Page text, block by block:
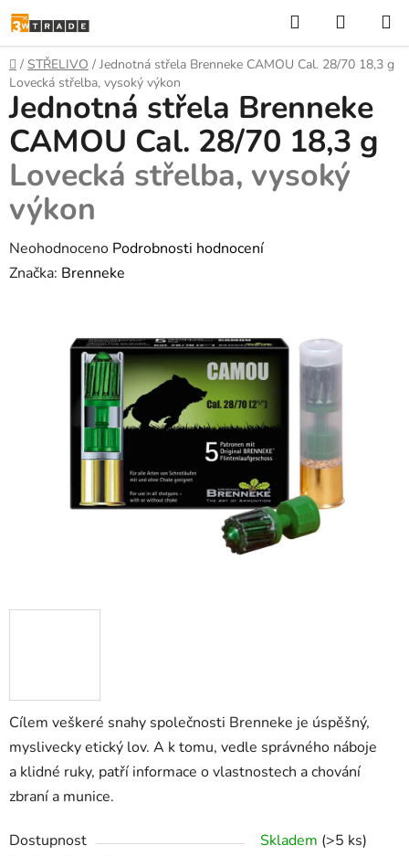
Přejít
na
obsah
Hledat
KOŠÍK
Domů
/ STŘELIVO / Jednotná střela Brenneke CAMOU Cal. 28/70 18,3 g
Lovecká střelba, vysoký výkon
Cílem veškeré snahy společnosti Brenneke je úspěšný,
myslivecky etický lov. A k tomu, vedle správného náboje
a klidné ruky, patří informace o vlastnostech a chování
zbraní a munice.
Dostupnost Skladem (>5 ks)
Jednotná střela Brenneke
CAMOU Cal. 28/70 18,3 g
Lovecká střelba, vysoký
výkon
Průměrné
hodnocení
Neohodnoceno Podrobnosti hodnocení
Značka: Brenneke